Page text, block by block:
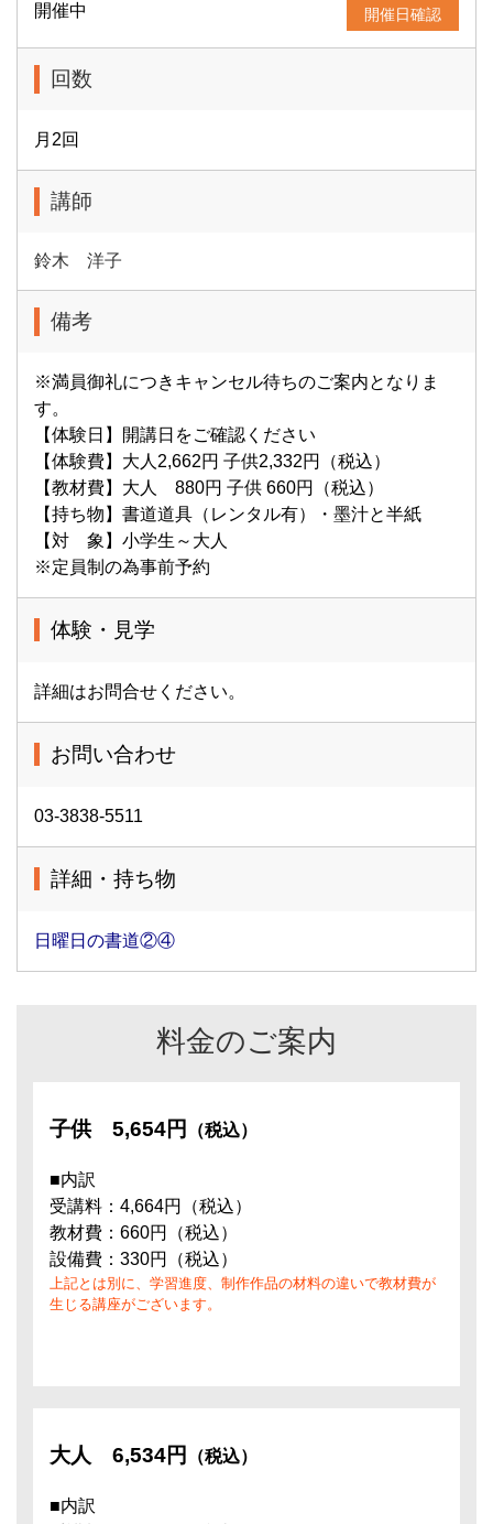
開催中 開催日確認
回数
月2回
講師
鈴木 洋子
備考
※満員御礼につきキャンセル待ちのご案内となりま
す。
【体験日】開講日をご確認ください
【体験費】大人2,662円 子供2,332円（税込）
【教材費】大人 880円 子供 660円（税込）
【持ち物】書道道具（レンタル有）・墨汁と半紙
【対 象】小学生～大人
※定員制の為事前予約
体験・見学
詳細はお問合せください。
お問い合わせ
03-3838-5511
詳細・持ち物
日曜日の書道②④
料金のご案内
子供 5,654円 （税込）
■内訳
受講料：4,664円（税込）
教材費：660円（税込）
設備費：330円（税込）
上記とは別に、学習進度、制作作品の材料の違いで教材費が
生じる講座がございます。
大人 6,534円 （税込）
■内訳